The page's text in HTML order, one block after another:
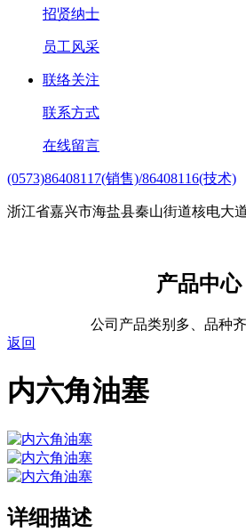
招贤纳士
员工风采
联络关注
联系方式
在线留言
(0573)86408117(销售)/86408116(技术)
浙江省嘉兴市海盐县秦山街道核电大
产品中心
公司产品类别多、品种
返回
内六角油塞
详细描述